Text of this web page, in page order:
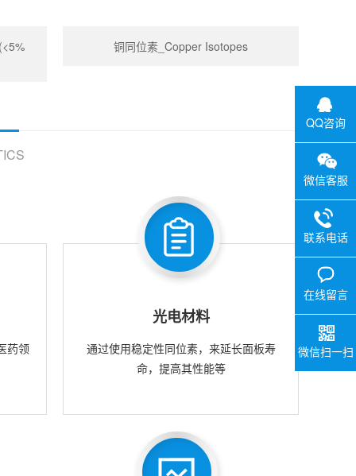
铜同位素_Copper Isotopes
药领
光电材料
通过使用稳定性同位素，来延长面板寿
命，提高其性能等
QQ咨询
微信客服
联系电话
在线留言
微信扫一扫